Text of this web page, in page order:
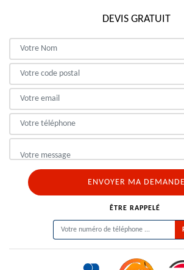
DEVIS GRATUIT
ÊTRE RAPPELÉ